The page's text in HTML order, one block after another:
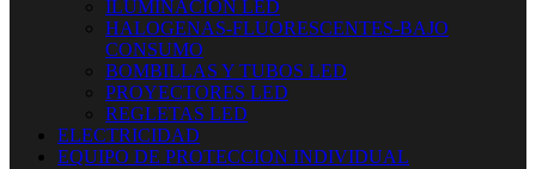
ILUMINACIÓN LED
HALOGENAS-FLUORESCENTES-BAJO
CONSUMO
BOMBILLAS Y TUBOS LED
PROYECTORES LED
REGLETAS LED
ELECTRICIDAD
EQUIPO DE PROTECCION INDIVIDUAL